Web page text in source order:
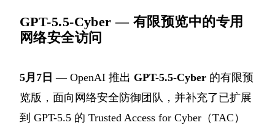
GPT-5.5-Cyber — 有限预览中的专用
网络安全访问
5月7日 — OpenAI 推出 GPT-5.5-Cyber 的有限预
览版，面向网络安全防御团队，并补充了已扩展
到 GPT-5.5 的 Trusted Access for Cyber（TAC）